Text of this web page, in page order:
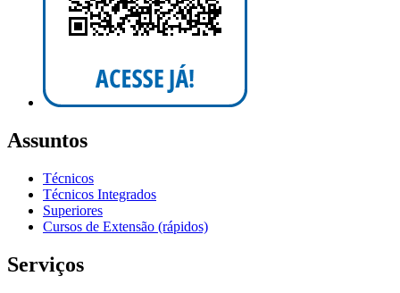
Assuntos
Técnicos
Técnicos Integrados
Superiores
Cursos de Extensão (rápidos)
Serviços